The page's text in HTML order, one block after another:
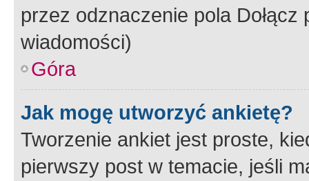
przez odznaczenie pola
wiadomości)
Góra
Jak mogę utworzyć ankietę?
Tworzenie ankiet jest proste,
pierwszy post w temacie, jeśli